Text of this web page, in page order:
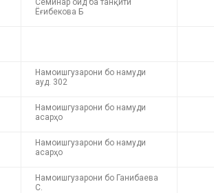
Ёғибекова Б
Намоишгузарони бо намуди
ауд. 302
Намоишгузарони бо намуди
асарҳо
Намоишгузарони бо намуди
асарҳо
Намоишгузарони бо Ганибаева
С.